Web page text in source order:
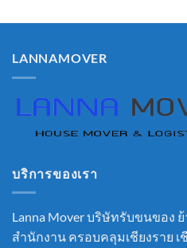
LANNAMOVER
บริการของเรา
Lanna Mover บริษัทรับขนของ
สำนักงาน ครอบคลุมเชียงราย เ